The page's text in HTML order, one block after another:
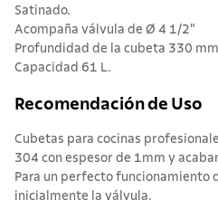
Satinado.
Acompaña válvula de Ø 4 1/2"
Profundidad de la cubeta 330
Capacidad 61 L.
Recomendación de Uso
Cubetas para cocinas
304 con espesor de 1mm y
Para un perfecto funcionamiento
inicialmente la válvula.